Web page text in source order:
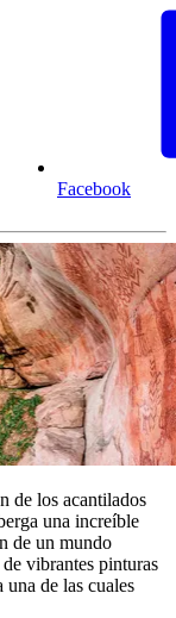
Facebook
de los acantilados
una increíble
de un mundo
vibrantes pinturas
una de las cuales